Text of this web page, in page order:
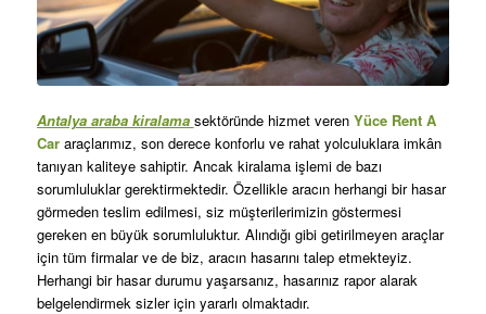
Antalya araba kiralama sektöründe hizmet veren Yüce Rent A
Cararaçlarımız, son derece konforlu ve rahat yolculuklara imkân
tanıyan kaliteye sahiptir. Ancak kiralama işlemi de bazı
sorumluluklar gerektirmektedir. Özellikle aracın herhangi bir hasar
görmeden teslim edilmesi, siz müşterilerimizin göstermesi
gereken en büyük sorumluluktur. Alındığı gibi getirilmeyen araçlar
için tüm firmalar ve de biz, aracın hasarını talep etmekteyiz.
Herhangi bir hasar durumu yaşarsanız, hasarınız rapor alarak
belgelendirmek sizler için yararlı olmaktadır.